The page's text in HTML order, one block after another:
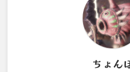
ちょん